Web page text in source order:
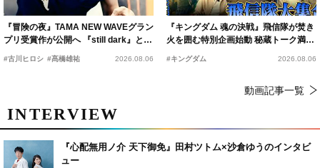
『冒険の夜』TAMA NEW WAVEグラン
プリ受賞作が公開へ 『still dark』と同
時上映決定
#古川ヒロシ #髙橋雄祐 2026.08.06
『キングダム 魂の決戦』飛信隊が焚き
火を囲む特別企画始動 秘蔵トーク満載
の“キングダムキャンプ”開催
#キングダム 2026.08.06
動画記事一覧
INTERVIEW
『心配無用ノ介 天下御免』田村ツトム×沙倉ゆうのインタビ
ュー